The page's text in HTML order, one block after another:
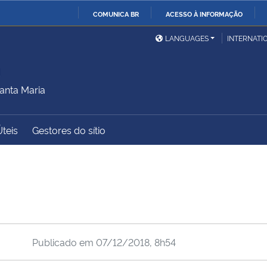
COMUNICA BR ACESSO À INFORMAÇÃO
Ministério da Defesa
Ministério das Relações
Exteriores
Ministério do
LANGUAGES
Maria
Gestores do sítio
Publicado em 07/12/2018, 8h54